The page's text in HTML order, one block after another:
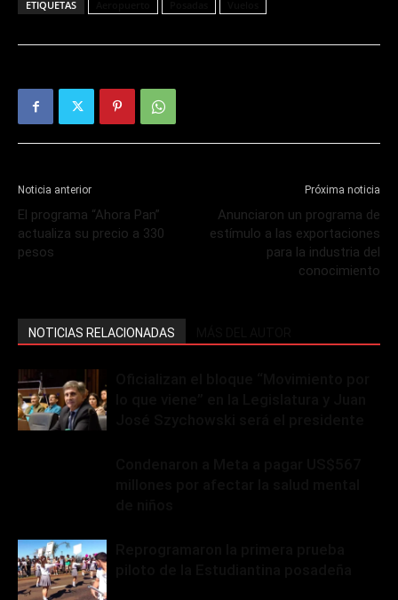
ETIQUETAS
Noticia anterior
El programa “Ahora Pan”
actualiza su precio a 330
pesos
Próxima noticia
Anunciaron un programa de
estímulo a las exportaciones
para la industria del
conocimiento
NOTICIAS RELACIONADAS